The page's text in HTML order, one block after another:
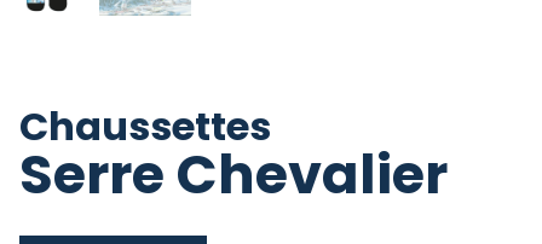
Chaussettes
Serre Chevalier